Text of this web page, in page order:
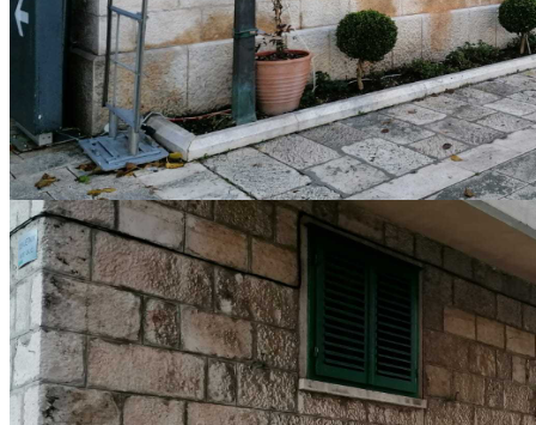
IMG-20221217-WA0005